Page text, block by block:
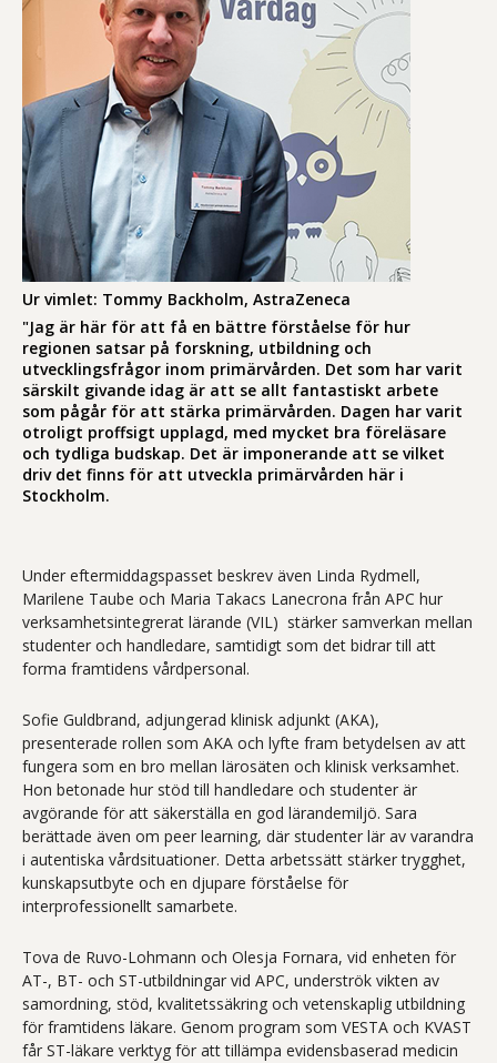
Ur vimlet: Tommy Backholm, AstraZeneca
"Jag är här för att få en bättre förståelse för hur
regionen satsar på forskning, utbildning och
utvecklingsfrågor inom primärvården. Det som har varit
särskilt givande idag är att se allt fantastiskt arbete
som pågår för att stärka primärvården. Dagen har varit
otroligt proffsigt upplagd, med mycket bra föreläsare
och tydliga budskap. Det är imponerande att se vilket
driv det finns för att utveckla primärvården här i
Stockholm.
Under eftermiddagspasset beskrev även Linda Rydmell,
Marilene Taube och Maria Takacs Lanecrona från APC hur
verksamhetsintegrerat lärande (VIL) stärker samverkan mellan
studenter och handledare, samtidigt som det bidrar till att
forma framtidens vårdpersonal.
Sofie Guldbrand, adjungerad klinisk adjunkt (AKA),
presenterade rollen som AKA och lyfte fram betydelsen av att
fungera som en bro mellan lärosäten och klinisk verksamhet.
Hon betonade hur stöd till handledare och studenter är
avgörande för att säkerställa en god lärandemiljö. Sara
berättade även om peer learning, där studenter lär av varandra
i autentiska vårdsituationer. Detta arbetssätt stärker trygghet,
kunskapsutbyte och en djupare förståelse för
interprofessionellt samarbete.
Tova de Ruvo-Lohmann och Olesja Fornara, vid enheten för
AT-, BT- och ST-utbildningar vid APC, underströk vikten av
samordning, stöd, kvalitetssäkring och vetenskaplig utbildning
för framtidens läkare. Genom program som VESTA och KVAST
får ST-läkare verktyg för att tillämpa evidensbaserad medicin